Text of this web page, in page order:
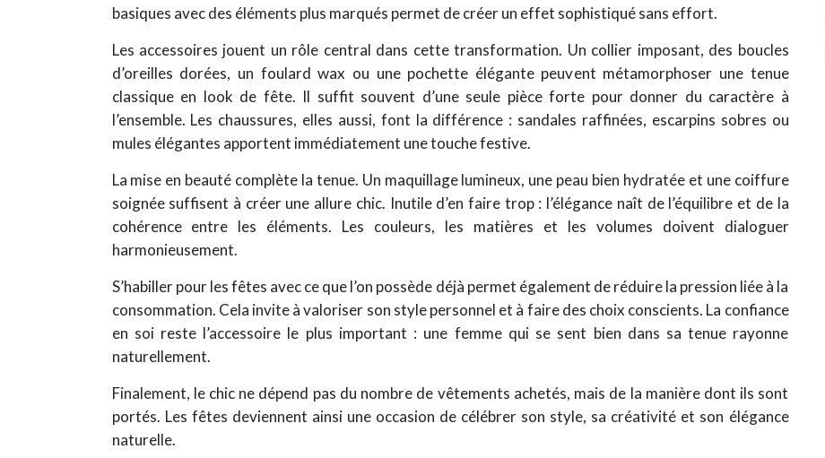
basiques avec des éléments plus marqués permet de créer un effet sophistiqué sans effort.
Les accessoires jouent un rôle central dans cette transformation. Un collier imposant, des boucles
d’oreilles dorées, un foulard wax ou une pochette élégante peuvent métamorphoser une tenue
classique en look de fête. Il suffit souvent d’une seule pièce forte pour donner du caractère à
l’ensemble. Les chaussures, elles aussi, font la différence : sandales raffinées, escarpins sobres ou
mules élégantes apportent immédiatement une touche festive.
La mise en beauté complète la tenue. Un maquillage lumineux, une peau bien hydratée et une coiffure
soignée suffisent à créer une allure chic. Inutile d’en faire trop : l’élégance naît de l’équilibre et de la
cohérence entre les éléments. Les couleurs, les matières et les volumes doivent dialoguer
harmonieusement.
S’habiller pour les fêtes avec ce que l’on possède déjà permet également de réduire la pression liée à la
consommation. Cela invite à valoriser son style personnel et à faire des choix conscients. La confiance
en soi reste l’accessoire le plus important : une femme qui se sent bien dans sa tenue rayonne
naturellement.
Finalement, le chic ne dépend pas du nombre de vêtements achetés, mais de la manière dont ils sont
portés. Les fêtes deviennent ainsi une occasion de célébrer son style, sa créativité et son élégance
naturelle.